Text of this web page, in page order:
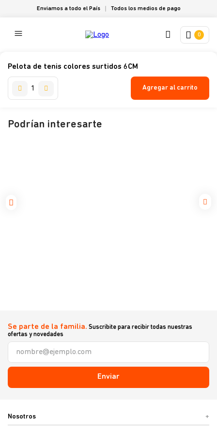
Enviamos a todo el País Todos los medios de pago
0
Pelota de tenis colores surtidos 6CM
Agregar al carrito
Podrían interesarte
Se parte de la familia. Suscribite para recibir todas nuestras
ofertas y novedades
Enviar
Nosotros +